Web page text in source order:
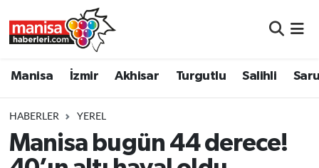
Manisa İzmir Akhisar Turgutlu Salihli
HABERLER YEREL
Manisa bugün 44 derece!
Turgutlu
Manisa Nöbetçi Eczaneler
Manisa Trafik Yoğunluk Haritası